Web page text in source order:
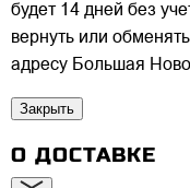
будет 14 дней без
вернуть или
адресу Большая
Закрыть
О ДОСТАВКЕ